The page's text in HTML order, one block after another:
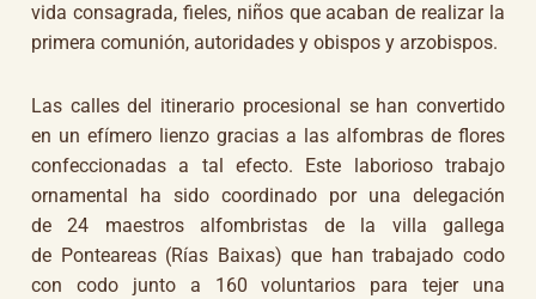
vida consagrada, fieles, niños que acaban de realizar la
primera comunión, autoridades y obispos y arzobispos.
Las calles del itinerario procesional se han convertido
en un efímero lienzo gracias a las alfombras de flores
confeccionadas a tal efecto. Este laborioso trabajo
ornamental ha sido coordinado por una delegación
de 24 maestros alfombristas de la villa gallega
de Ponteareas (Rías Baixas) que han trabajado codo
con codo junto a 160 voluntarios para tejer una